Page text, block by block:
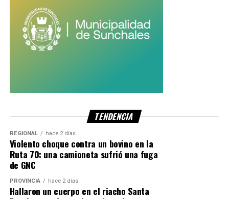
TENDENCIA
REGIONAL hace 2 días
Violento choque contra un bovino en la
Ruta 70: una camioneta sufrió una fuga
de GNC
PROVINCIA hace 2 días
Hallaron un cuerpo en el riacho Santa